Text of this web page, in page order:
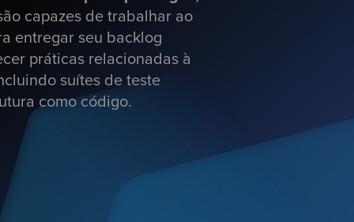
capazes de trabalhar ao
entregar seu backlog
práticas relacionadas à
suítes de teste
como código.